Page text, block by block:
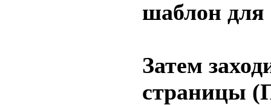
шаблон
Затем
страницы